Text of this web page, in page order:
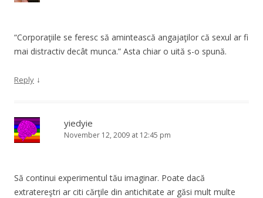
“Corporaţiile se feresc să amintească angajaţilor că sexul ar fi
mai distractiv decât munca.” Asta chiar o uită s-o spună.
Reply ↓
yiedyie
November 12, 2009 at 12:45 pm
Să continui experimentul tău imaginar. Poate dacă
extratereştri ar citi cărţile din antichitate ar găsi mult multe